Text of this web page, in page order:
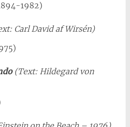
1982)
Carl David af Wirsén)
(Text: Hildegard von